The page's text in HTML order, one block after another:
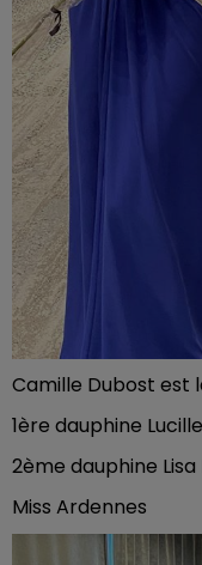
Camille Dubost est
1ère dauphine
2ème dauphine Lisa
Miss Ardennes